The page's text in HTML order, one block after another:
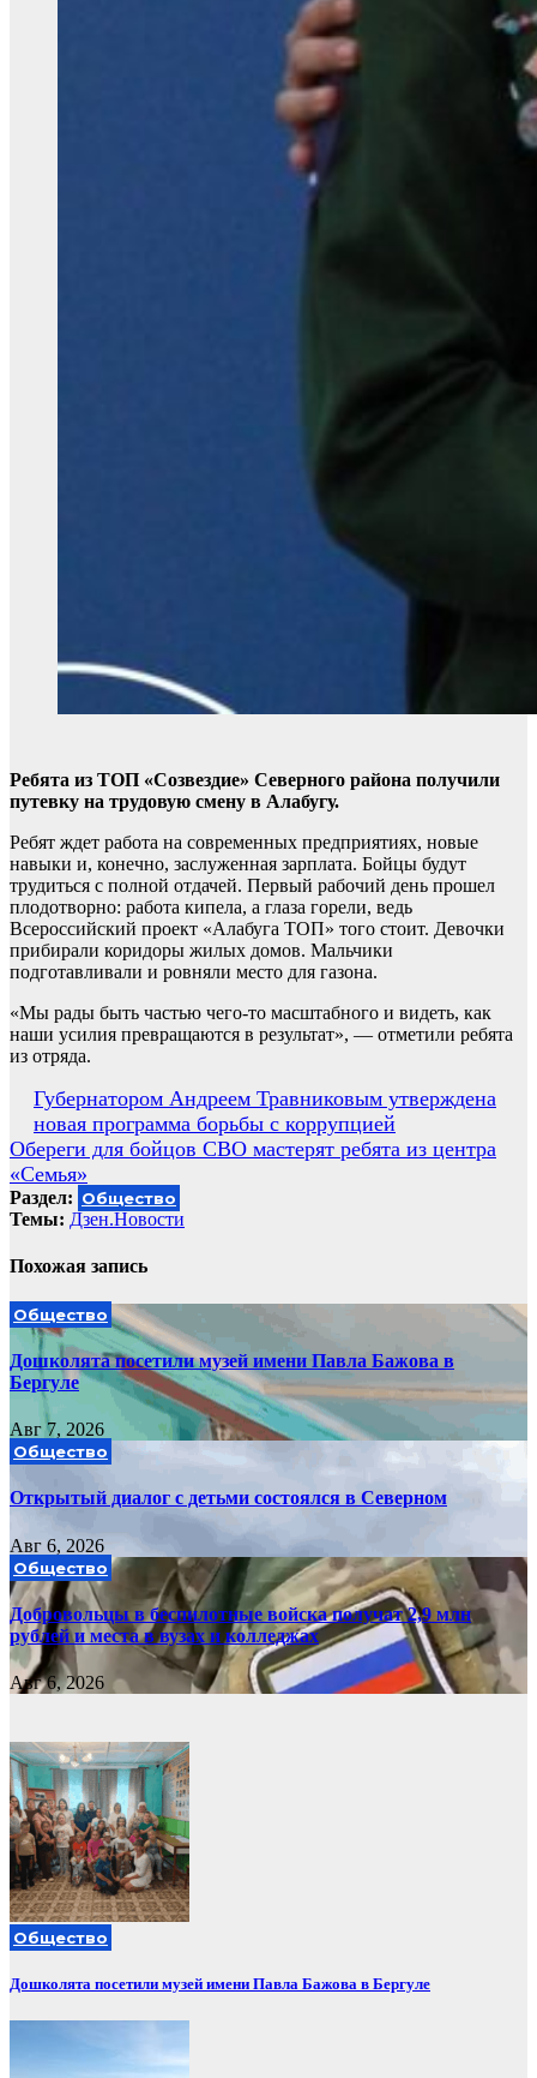
Ребята из ТОП «Созвездие» Северного района получили
путевку на трудовую смену в Алабугу.
Ребят ждет работа на современных предприятиях, новые
навыки и, конечно, заслуженная зарплата. Бойцы будут
трудиться с полной отдачей. Первый рабочий день прошел
плодотворно: работа кипела, а глаза горели, ведь
Всероссийский проект «Алабуга ТОП» того стоит. Девочки
прибирали коридоры жилых домов. Мальчики
подготавливали и ровняли место для газона.
«Мы рады быть частью чего-то масштабного и видеть, как
наши усилия превращаются в результат», — отметили ребята
из отряда.
Навигация
по
записям
Губернатором Андреем Травниковым утверждена
новая программа борьбы с коррупцией
Обереги для бойцов СВО мастерят ребята из центра
«Семья»
Раздел: Общество
Темы: Дзен.Новости
Похожая запись
Общество
Дошколята посетили музей имени Павла Бажова в
Бергуле
Авг 7, 2026
Общество
Открытый диалог с детьми состоялся в Северном
Авг 6, 2026
Общество
Добровольцы в беспилотные войска получат 2,9 млн
рублей и места в вузах и колледжах
Авг 6, 2026
Общество
Дошколята посетили музей имени Павла Бажова в Бергуле